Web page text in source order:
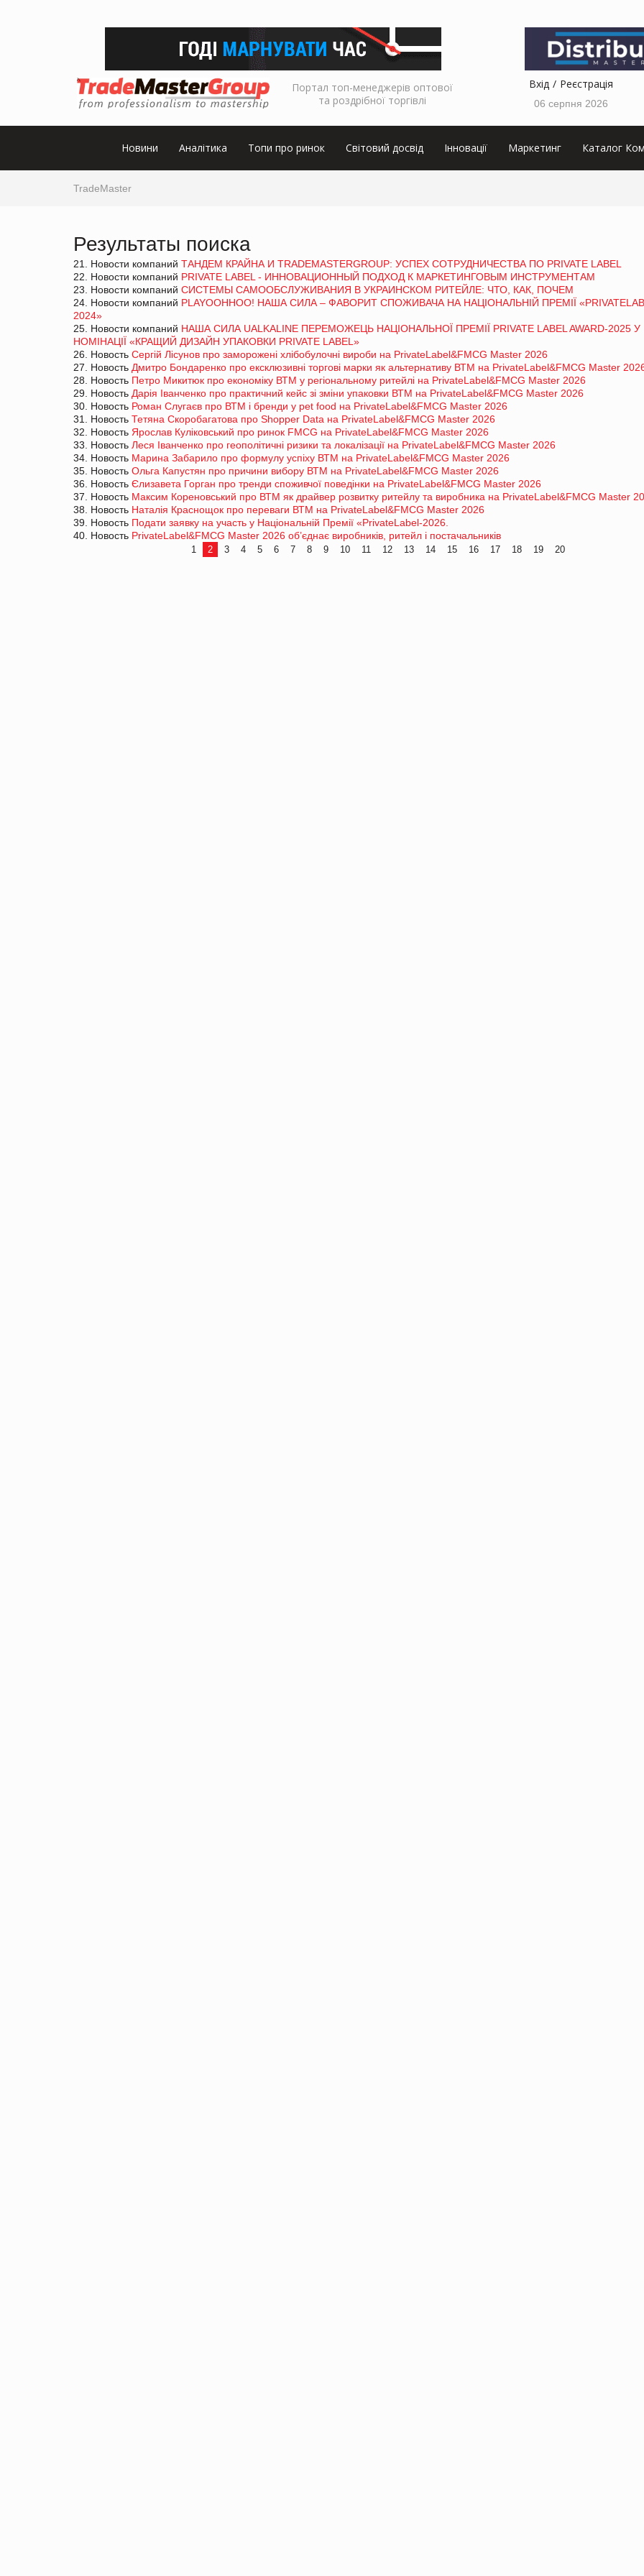
Портал топ-менеджерів оптової
та роздрібної торгівлі
Вхід Реєстрація
06 серпня 2026
Новини Аналітика Топи про ринок Світовий досвід Інновації Маркетинг Каталог
TradeMaster
Результаты поиска
21. Новости компаний ТАНДЕМ КРАЙНА И TRADEMASTERGROUP: УСПЕХ СОТРУДНИЧЕСТВА ПО PRIVATE LABEL
22. Новости компаний PRIVATE LABEL - ИННОВАЦИОННЫЙ ПОДХОД К МАРКЕТИНГОВЫМ ИНСТРУМЕНТАМ
23. Новости компаний СИСТЕМЫ САМООБСЛУЖИВАНИЯ В УКРАИНСКОМ РИТЕЙЛЕ: ЧТО, КАК, ПОЧЕМ
24. Новости компаний PLAYOOHHOO! НАША СИЛА – ФАВОРИТ СПОЖИВАЧА НА НАЦІОНАЛЬНІЙ ПРЕМІЇ
2024»
25. Новости компаний НАША СИЛА UALKALINE ПЕРЕМОЖЕЦЬ НАЦІОНАЛЬНОЇ ПРЕМІЇ PRIVATE LABEL AWARD-2025 У
НОМІНАЦІЇ «КРАЩИЙ ДИЗАЙН УПАКОВКИ PRIVATE LABEL»
26. Новость Сергій Лісунов про заморожені хлібобулочні вироби на PrivateLabel&FMCG Master 2026
27. Новость Дмитро Бондаренко про ексклюзивні торгові марки як альтернативу ВТМ на PrivateLabel&FMCG Master
28. Новость Петро Микитюк про економіку ВТМ у регіональному ритейлі на PrivateLabel&FMCG Master 2026
29. Новость Дарія Іванченко про практичний кейс зі зміни упаковки ВТМ на PrivateLabel&FMCG Master 2026
30. Новость Роман Слугаєв про ВТМ і бренди у pet food на PrivateLabel&FMCG Master 2026
31. Новость Тетяна Скоробагатова про Shopper Data на PrivateLabel&FMCG Master 2026
32. Новость Ярослав Куліковський про ринок FMCG на PrivateLabel&FMCG Master 2026
33. Новость Леся Іванченко про геополітичні ризики та локалізації на PrivateLabel&FMCG Master 2026
34. Новость Марина Забарило про формулу успіху ВТМ на PrivateLabel&FMCG Master 2026
35. Новость Ольга Капустян про причини вибору ВТМ на PrivateLabel&FMCG Master 2026
36. Новость Єлизавета Горган про тренди споживчої поведінки на PrivateLabel&FMCG Master 2026
37. Новость Максим Кореновський про ВТМ як драйвер розвитку ритейлу та виробника на PrivateLabel&FMCG Master
38. Новость Наталія Краснощок про переваги ВТМ на PrivateLabel&FMCG Master 2026
39. Новость Подати заявку на участь у Національній Премії «PrivateLabel-2026.
40. Новость PrivateLabel&FMCG Master 2026 об’єднає виробників, ритейл і постачальників
1 2 3 4 5 6 7 8 9 10 11 12 13 14 15 16 17 18 19 20